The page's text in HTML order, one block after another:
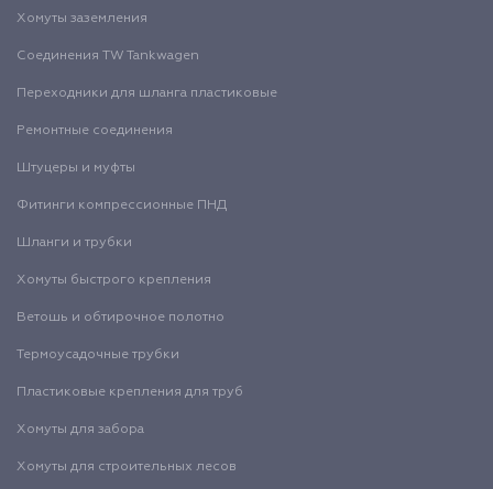
Хомуты заземления
Соединения TW Tankwagen
Переходники для шланга пластиковые
Ремонтные соединения
Штуцеры и муфты
Фитинги компрессионные ПНД
Шланги и трубки
Хомуты быстрого крепления
Ветошь и обтирочное полотно
Термоусадочные трубки
Пластиковые крепления для труб
Хомуты для забора
Хомуты для строительных лесов